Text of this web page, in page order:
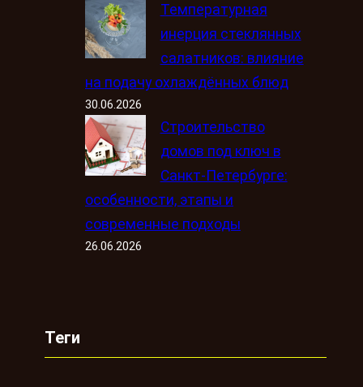
Температурная
инерция стеклянных
салатников: влияние
на подачу охлаждённых блюд
30.06.2026
Строительство
домов под ключ в
Санкт-Петербурге:
особенности, этапы и
современные подходы
26.06.2026
Теги